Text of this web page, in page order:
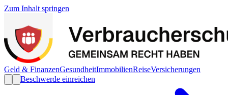
Zum Inhalt springen
Geld & FinanzenGesundheitImmobilienReiseVersicherungen
Beschwerde einreichen